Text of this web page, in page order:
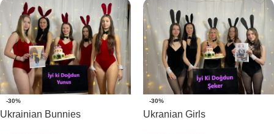
-30%
Ukrainian Bunnies
-30%
Ukranian Girls